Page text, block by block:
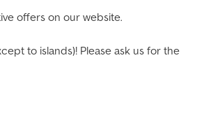
offers on our website.
to islands)! Please ask us for the